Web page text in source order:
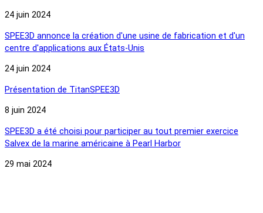
24 juin 2024
SPEE3D annonce la création d'une usine de fabrication et d'un
centre d'applications aux États-Unis
24 juin 2024
Présentation de TitanSPEE3D
8 juin 2024
SPEE3D a été choisi pour participer au tout premier exercice
Salvex de la marine américaine à Pearl Harbor
29 mai 2024